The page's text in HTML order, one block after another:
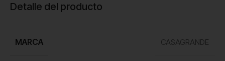
Detalle del producto
MARCA CASAGRANDE